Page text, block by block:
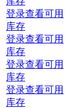
登录查看可用
库存
登录查看可用
库存
登录查看可用
库存
登录查看可用
库存